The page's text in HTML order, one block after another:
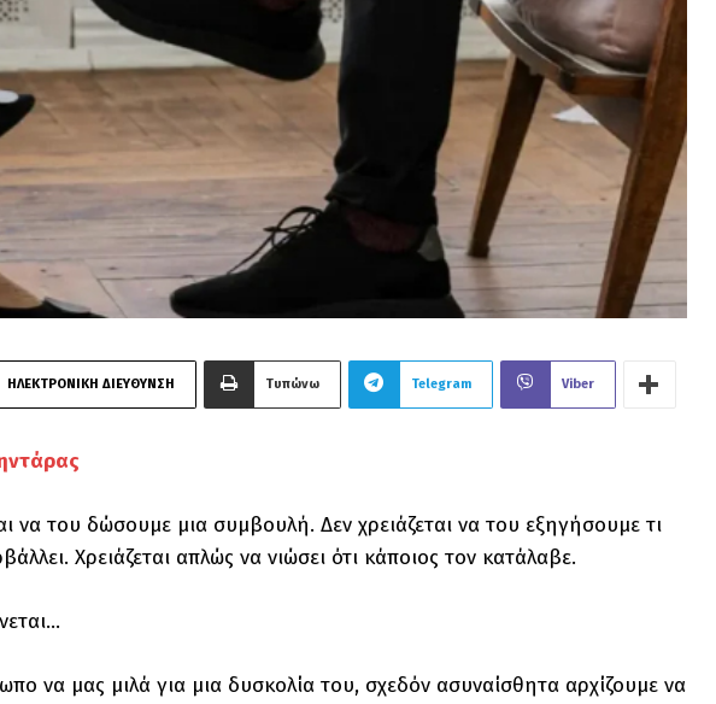
ΗΛΕΚΤΡΟΝΙΚΗ ΔΙΕΥΘΥΝΣΗ Τυπώνω Telegram Viber
να του δώσουμε μια συμβουλή. Δεν χρειάζεται να του εξηγήσουμε τι
Χρειάζεται απλώς να νιώσει ότι κάποιος τον κατάλαβε.
να μας μιλά για μια δυσκολία του, σχεδόν ασυναίσθητα αρχίζουμε να